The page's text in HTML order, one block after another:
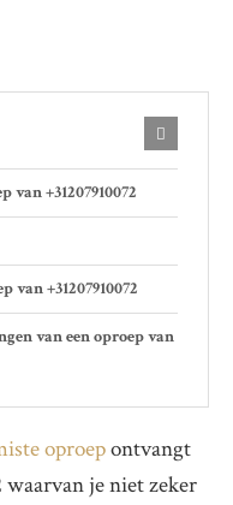
+31207910072
van +31207910072
van een oproep van
oproepontvangt
je niet zeker